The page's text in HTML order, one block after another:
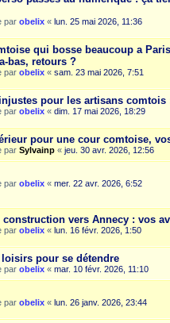
par obelix « lun. 25 mai 2026, 11:36
qui bosse beaucoup a
bas, retours ?
par obelix « sam. 23 mai 2026, 7:51
pour les artisans comtois
par obelix « dim. 17 mai 2026, 18:29
pour une cour comtoise,
par Sylvainp « jeu. 30 avr. 2026, 12:56
par obelix « mer. 22 avr. 2026, 6:52
vers Annecy : vos
par obelix « lun. 16 févr. 2026, 1:50
pour se détendre
par obelix « mar. 10 févr. 2026, 11:10
par obelix « lun. 26 janv. 2026, 23:44